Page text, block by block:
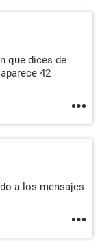
que dices de
42
a los mensajes